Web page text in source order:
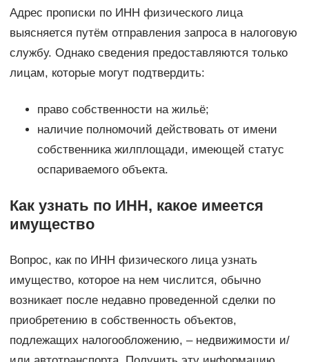
Адрес прописки по ИНН физического лица
выясняется путём отправления запроса в налоговую
службу. Однако сведения предоставляются только
лицам, которые могут подтвердить:
право собственности на жильё;
наличие полномочий действовать от имени
собственника жилплощади, имеющей статус
оспариваемого объекта.
Как узнать по ИНН, какое имеется
имущество
Вопрос, как по ИНН физического лица узнать
имущество, которое на нем числится, обычно
возникает после недавно проведенной сделки по
приобретению в собственность объектов,
подлежащих налогообложению, – недвижимости и/